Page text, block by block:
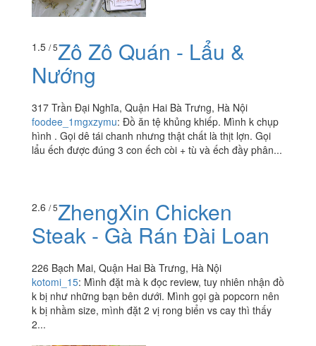
1.5 / 5Zô Zô Quán - Lẩu &
Nướng
317 Trần Đại Nghĩa, Quận Hai Bà Trưng, Hà Nội
foodee_1mgxzymu: Đồ ăn tệ khủng khiếp. Mình k chụp
hình . Gọi dê tái chanh nhưng thật chất là thịt lợn. Gọi
lẩu ếch được đúng 3 con ếch còi + tù và ếch đầy phân...
2.6 / 5ZhengXin Chicken
Steak - Gà Rán Đài Loan
226 Bạch Mai, Quận Hai Bà Trưng, Hà Nội
kotomi_15: Mình đặt mà k đọc review, tuy nhiên nhận đồ
k bị như những bạn bên dưới. Mình gọi gà popcorn nên
k bị nhầm size, mình đặt 2 vị rong biển vs cay thì thấy
2...